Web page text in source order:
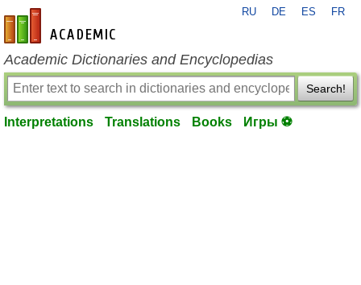
en-academic.com
RU DE ES FR
Academic Dictionaries and Encyclopedias
Search!
Interpretations Translations Books Игры ⚽